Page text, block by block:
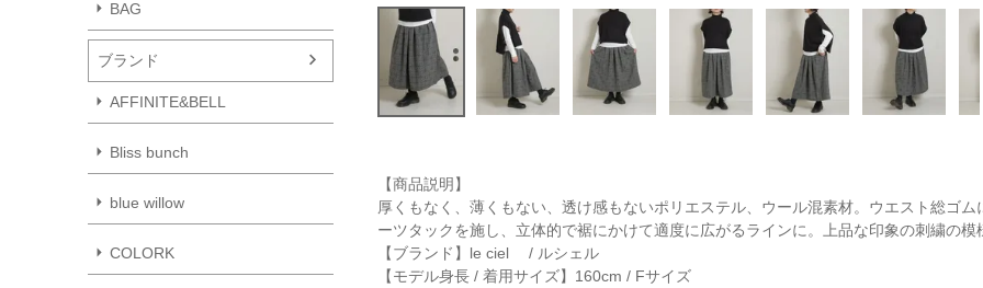
BAG
ブランド
AFFINITE&BELL
Bliss bunch
blue willow
COLORK
【商品説明】
厚くもなく、薄くもない、透け感もないポリエステル、ウール混素材。ウエスト総ゴ
ーツタックを施し、立体的で裾にかけて適度に広がるラインに。上品な印象の刺繍の模
【ブランド】le ciel / ルシェル
【モデル身長 / 着用サイズ】160cm / Fサイズ